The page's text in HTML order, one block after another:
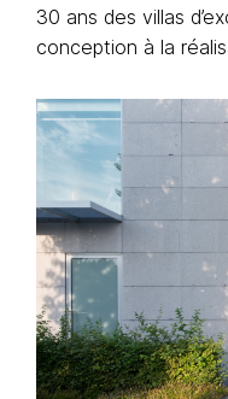
30 ans des villas
conception à la